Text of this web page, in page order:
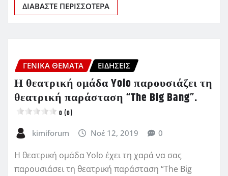
ΔΙΑΒΆΣΤΕ ΠΕΡΙΣΣΌΤΕΡΑ
ΓΕΝΙΚΑ ΘΕΜΑΤΑ ΕΙΔΗΣΕΙΣ
Η θεατρική ομάδα Yolo παρουσιάζει τη
θεατρική παράσταση “The Big Bang”.
0 (0)
kimiforum Νοέ 12, 2019 0
Η θεατρική ομάδα Yolo έχει τη χαρά να σας
παρουσιάσει τη θεατρική παράσταση “The Big